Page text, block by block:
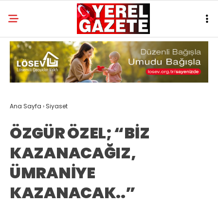
Ana Sayfa › Siyaset
ÖZGÜR ÖZEL; “BİZ
KAZANACAĞIZ,
ÜMRANİYE
KAZANACAK..”